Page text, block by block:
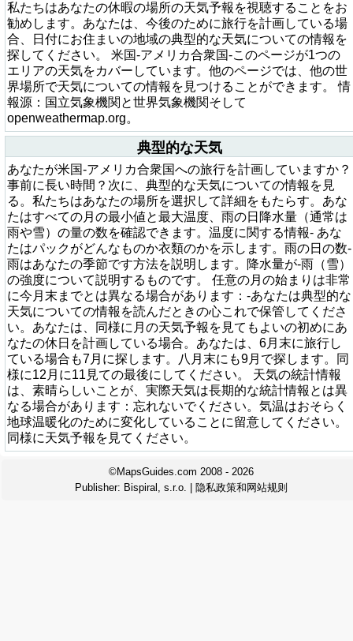
私たちはあなたの休暇の場所の天気予報を視聴することをお
勧めします。あなたは、今後のために旅行を計画している場
合、日付にお住まいの地域の典型的な天気についての情報を
探してください。 米国-アメリカ合衆国-このページが1つの
エリアの天気をカバーしています。他のページでは、他の世
界場所で天気についての情報を見つけることができます。 情
報源：国立気象機関と世界気象機関そして
openweathermap.org。
典型的な天気
あなたが米国-アメリカ合衆国への旅行を計画していますか？
事前に長い時間？次に、典型的な天気についての情報を見
る。私たちはあなたの場所を選択して詳細をもたらす。あな
たはすべての月の最小値と最大温度、雨の日降水量（通常は
雨や雪）の量の数を確認できます。温度に関する情報- あな
たはパックがどんなものか衣類のかを示します。雨の日の数-
雨はあなたの季節です方法を説明します。降水量が-雨（雪）
の強度について説明するものです。 任意の月の始まりは非常
に今月末までとは異なる場合があります：-あなたは典型的な
天気についての情報を読んだときの心これで保管してくださ
い。あなたは、同様に月の天気予報を見てもよいの初めにあ
なたの休日を計画している場合。あなたは、6月末に旅行し
ている場合も7月に探します。八月末にも9月で探します。同
様に12月に11見ての最後にしてください。 天気の統計情報
は、素晴らしいことが、実際天気は長期的な統計情報とは異
なる場合があります：忘れないでください。気温はおそらく
地球温暖化のために変化していることに留意してください。
同様に天気予報を見てください。
©MapsGuides.com 2008 - 2026
Publisher: Bispiral, s.r.o. 隐私政策和网站规则